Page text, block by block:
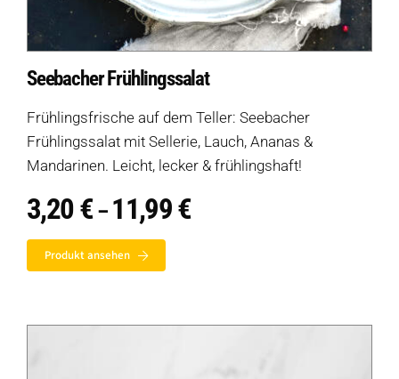
Seebacher Frühlingssalat
Frühlingsfrische auf dem Teller: Seebacher
Frühlingssalat mit Sellerie, Lauch, Ananas &
Mandarinen. Leicht, lecker & frühlingshaft!
3,20€ – 11,99€Preisspanne:
3,20 €
Produkt ansehen